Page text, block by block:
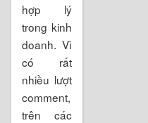
hợp lý
trong kinh
doanh. Vì
có rất
nhiều lượt
comment,
trên các